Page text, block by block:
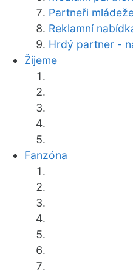
Partneři
Reklamní
Hrdý partner -
Žijeme
Fanzóna